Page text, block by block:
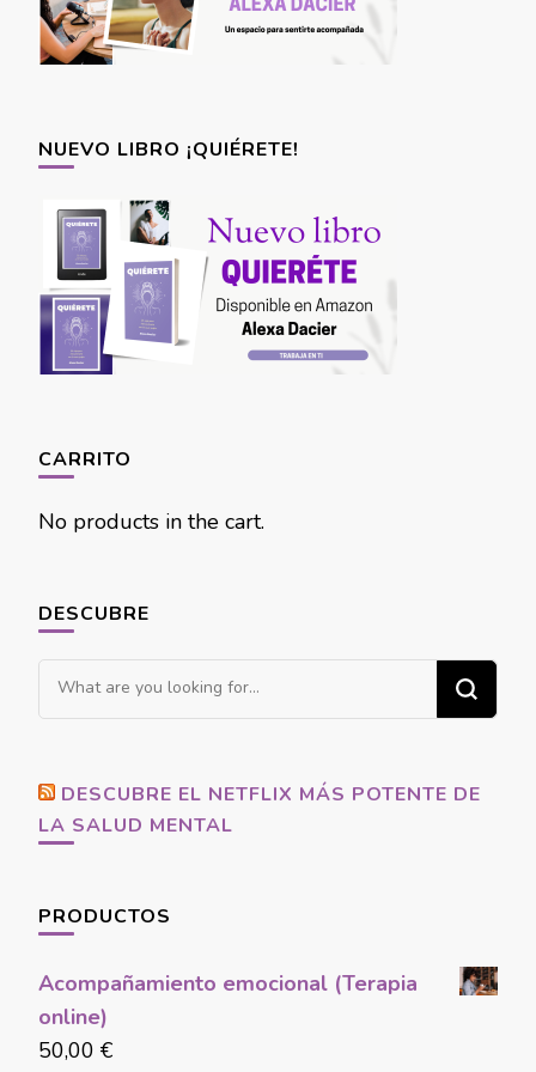
NUEVO LIBRO ¡QUIÉRETE!
CARRITO
No products in the cart.
DESCUBRE
Looking
for
DESCUBRE EL NETFLIX MÁS POTENTE DE
LA SALUD MENTAL
PRODUCTOS
Acompañamiento emocional (Terapia
online)
50,00 €